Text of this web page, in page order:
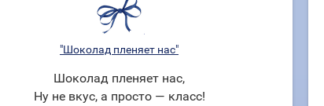
"Шоколад пленяет нас"
Шоколад пленяет нас,
Ну не вкус, а просто — класс!